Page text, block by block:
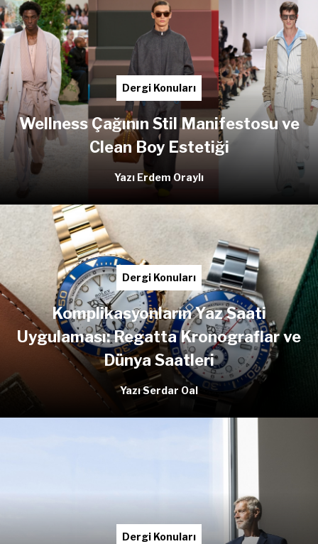
Dergi Konuları
Wellness Çağının Stil Manifestosu ve
Clean Boy Estetiği
Yazı Erdem Oraylı
Dergi Konuları
Komplikasyonların Yaz Saati
Uygulaması: Regatta Kronograflar ve
Dünya Saatleri
Yazı Serdar Oal
Dergi Konuları